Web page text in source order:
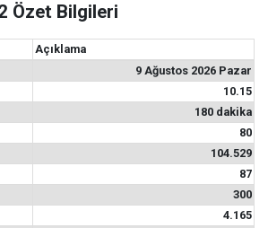
Özet Bilgileri
Açıklama
9 Ağustos 2026 Pazar
10.15
180 dakika
80
104.529
87
300
4.165